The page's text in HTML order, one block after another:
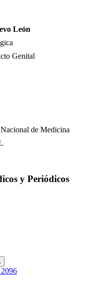
León
Genital
de Medicina
y Periódicos